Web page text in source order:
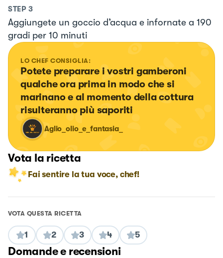
STEP 3
Aggiungete un goccio d’acqua e infornate a 190
gradi per 10 minuti
LO CHEF CONSIGLIA:
Potete preparare i vostri gamberoni
qualche ora prima in modo che si
marinano e al momento della cottura
risulteranno più saporiti
Aglio_olio_e_fantasia_
Vota la ricetta
Fai sentire la tua voce, chef!
VOTA QUESTA RICETTA
1 2 3 4 5
Domande e recensioni